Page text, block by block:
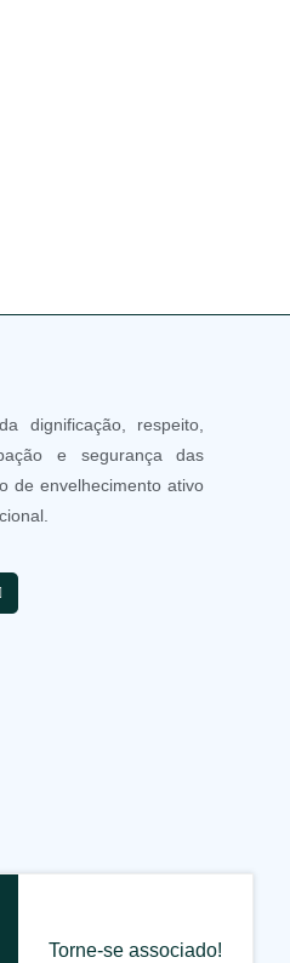
dignificação, respeito,
e segurança das
de envelhecimento ativo
Torne-se associado!